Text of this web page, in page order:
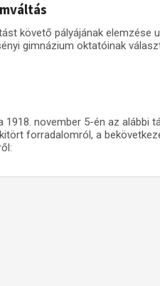
követő pályájának elemzése
gimnázium oktatóinak
november 5-én az alábbi
forradalomról, a